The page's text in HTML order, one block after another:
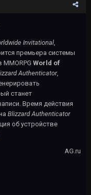
Invitational,
премьера системы
World of
Authenticator,
станет
Время действия
Blizzard Authenticator
об устройстве
AG.ru